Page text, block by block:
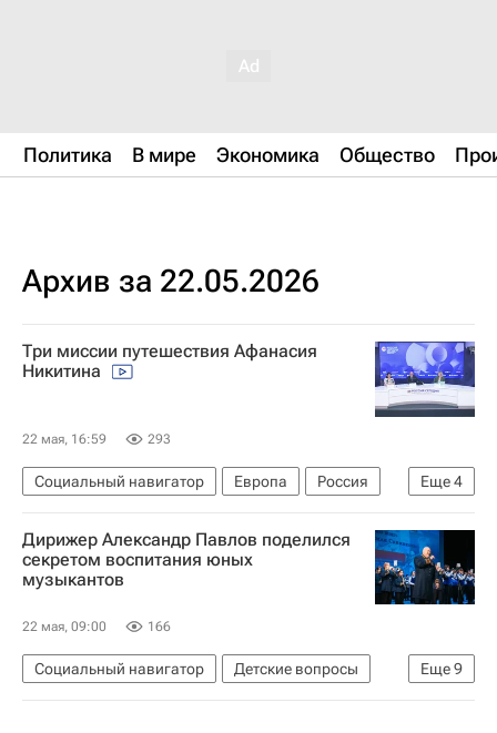
Политика В мире Экономика Общество
Архив за 22.05.2026
Три миссии путешествия Афанасия
Никитина
22 мая, 16:59 293
Еще4
Социальный навигатор Европа
Россия
Африка
Российская национальная библиотека
Что не найдешь в учебнике
Наталья Тюрина
Дирижер Александр Павлов поделился
секретом воспитания юных
музыкантов
22 мая, 09:00 166
Еще9
Социальный навигатор
Детские вопросы
Юнкоры России сегодня